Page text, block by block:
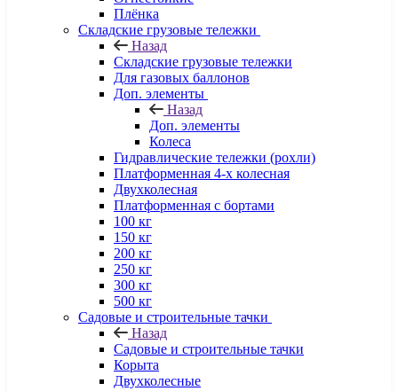
Плёнка
Складские грузовые тележки
Назад
Складские грузовые тележки
Для газовых баллонов
Доп. элементы
Назад
Доп. элементы
Колеса
Гидравлические тележки (рохли)
Платформенная 4-х колесная
Двухколесная
Платформенная с бортами
100 кг
150 кг
200 кг
250 кг
300 кг
500 кг
Садовые и строительные тачки
Назад
Садовые и строительные тачки
Корыта
Двухколесные